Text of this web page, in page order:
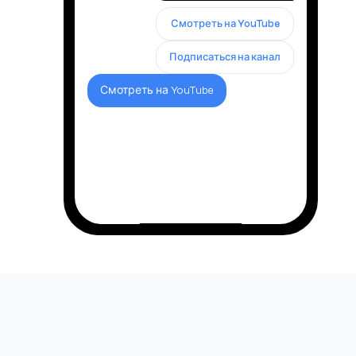
Смотреть на YouTube
Подписаться на канал
Смотреть на YouTube